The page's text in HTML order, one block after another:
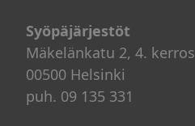
Syöpäjärjestöt
Mäkelänkatu 2, 4. kerros
00500 Helsinki
puh. 09 135 331